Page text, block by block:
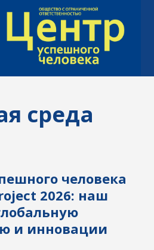
среда
человека
2026: наш
и инновации